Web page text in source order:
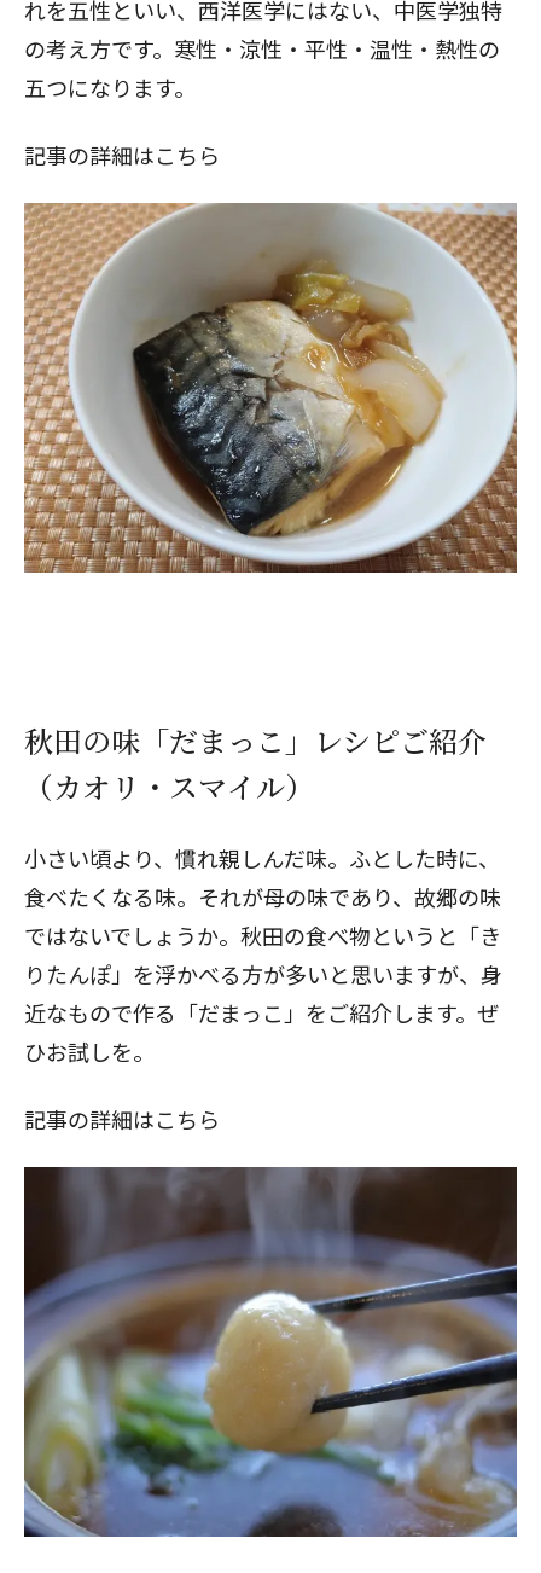
れを五性といい、西洋医学にはない、中医学独特
の考え方です。寒性・涼性・平性・温性・熱性の
五つになります。
記事の詳細はこちら
秋田の味「だまっこ」レシピご紹介
（カオリ・スマイル）
小さい頃より、慣れ親しんだ味。ふとした時に、
食べたくなる味。それが母の味であり、故郷の味
ではないでしょうか。秋田の食べ物というと「き
りたんぽ」を浮かべる方が多いと思いますが、身
近なもので作る「だまっこ」をご紹介します。ぜ
ひお試しを。
記事の詳細はこちら